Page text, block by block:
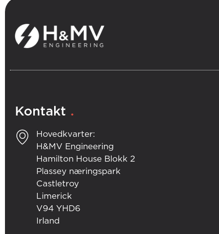
Kontakt .
Hovedkvarter:
H&MV Engineering
Hamilton House Blokk 2
Plassey næringspark
Castletroy
Limerick
V94 YHD6
Irland